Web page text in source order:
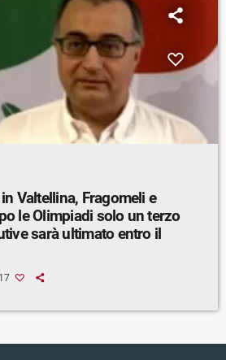
Valtellina, Fragomeli e
le Olimpiadi solo un terzo
sarà ultimato entro il